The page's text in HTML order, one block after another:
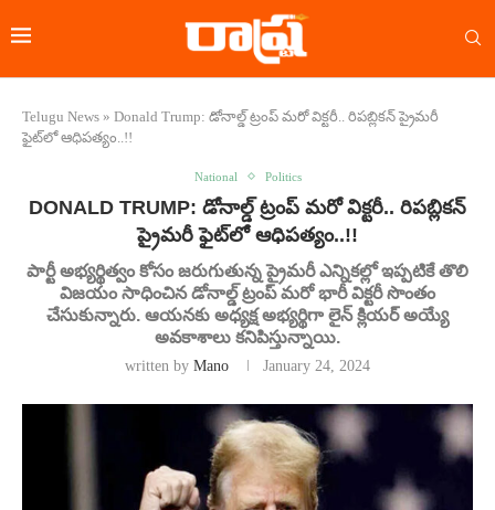
Telugu News » Donald Trump: డోనాల్డ్ ట్రంప్ మరో విక్టరీ.. రిప‌బ్లిక‌న్ ప్రైమ‌రీ
ఫైట్‌లో ఆధిపత్యం..!!
National Politics
DONALD TRUMP: డోనాల్డ్ ట్రంప్ మరో విక్టరీ.. రిప‌బ్లిక‌న్
ప్రైమ‌రీ ఫైట్‌లో ఆధిపత్యం..!!
పార్టీ అభ్యర్థిత్వం కోసం జరుగుతున్న ప్రైమరీ ఎన్నికల్లో ఇప్పటికే తొలి
విజయం సాధించిన డోనాల్డ్ ట్రంప్ మరో భారీ విక్టరీ సొంతం
చేసుకున్నారు. ఆయనకు అధ్యక్ష అభ్యర్థిగా లైన్ క్లియర్ అయ్యే
అవకాశాలు కనిపిస్తున్నాయి.
written by Mano January 24, 2024